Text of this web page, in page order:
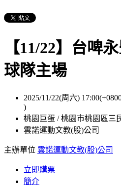
【11/22】台啤
球隊主場
2025/11/22(周六)
)
桃園巨蛋 / 桃園市桃園區三
雲諾運動文教(股)公司
主辦單位 雲諾運動文教(股)公司
立即購票
簡介